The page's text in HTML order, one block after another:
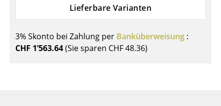
Sekretäre & PC-Tische
Stehtische & Stehpulte
Lieferbare Varianten
3% Skonto bei Zahlung per Banküberweisung :
CHF 1’563.64(Sie sparen CHF 48.36)